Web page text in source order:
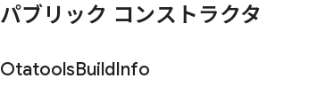
パブリック コンストラクタ
OtatoolsBuildInfo